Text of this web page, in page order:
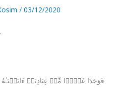
/ 03/12/2020